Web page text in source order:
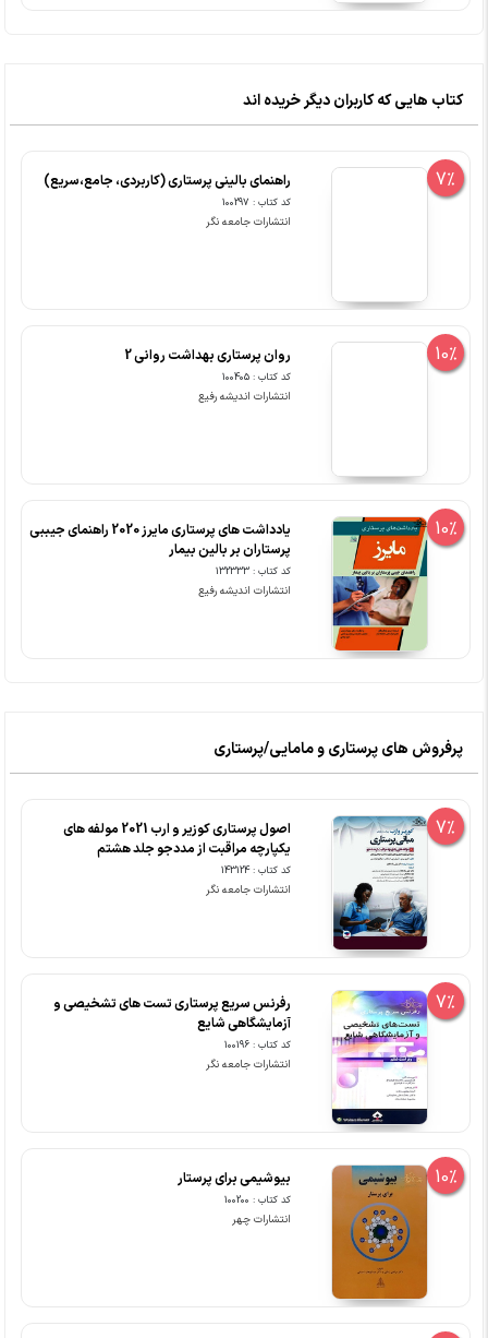
کتاب هایی که کاربران دیگر خریده اند
7% راهنمای بالینی پرستاری (کاربردی، جامع،سریع)
کد کتاب : 100297
انتشارات جامعه نگر
10% روان پرستاری بهداشت روانی 2
کد کتاب : 100405
انتشارات اندیشه رفیع
10%
یادداشت های پرستاری مایرز 2020 راهنمای جیببی
پرستاران بر بالین بیمار
کد کتاب : 132333
انتشارات اندیشه رفیع
پرفروش های پرستاری و مامایی/پرستاری
7%
اصول پرستاری کوزیر و ارب 2021 مولفه های
یکپارچه مراقبت از مددجو جلد هشتم
کد کتاب : 143124
انتشارات جامعه نگر
7%
رفرنس سریع پرستاری تست های تشخیصی و
آزمایشگاهی شایع
کد کتاب : 100196
انتشارات جامعه نگر
10% بیوشیمی برای پرستار
کد کتاب : 100200
انتشارات چهر